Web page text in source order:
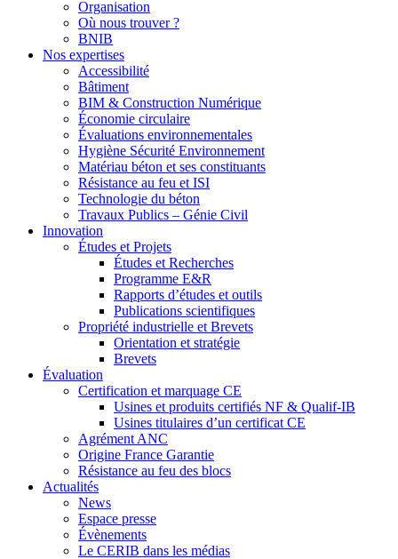
Organisation
Où nous trouver ?
BNIB
Nos expertises
Accessibilité
Bâtiment
BIM & Construction Numérique
Économie circulaire
Évaluations environnementales
Hygiène Sécurité Environnement
Matériau béton et ses constituants
Résistance au feu et ISI
Technologie du béton
Travaux Publics – Génie Civil
Innovation
Études et Projets
Études et Recherches
Programme E&R
Rapports d’études et outils
Publications scientifiques
Propriété industrielle et Brevets
Orientation et stratégie
Brevets
Évaluation
Certification et marquage CE
Usines et produits certifiés NF & Qualif-IB
Usines titulaires d’un certificat CE
Agrément ANC
Origine France Garantie
Résistance au feu des blocs
Actualités
News
Espace presse
Évènements
Le CERIB dans les médias